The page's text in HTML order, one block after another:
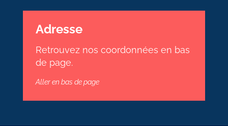
Adresse
Retrouvez nos coordonnées en bas
de page.
Aller en bas de page